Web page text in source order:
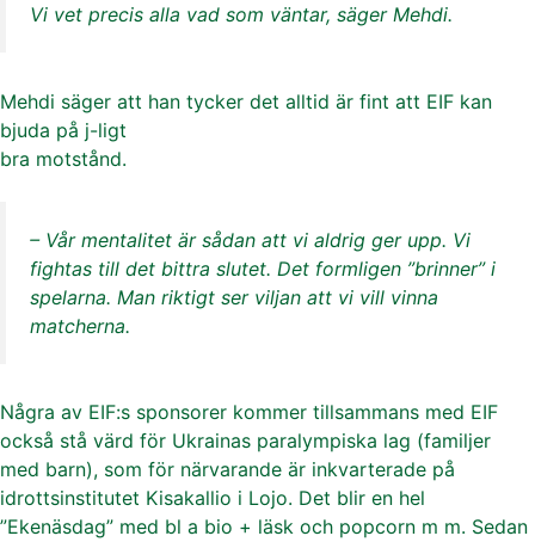
Vi vet precis alla vad som väntar, säger Mehdi.
Mehdi säger att han tycker det alltid är fint att EIF kan
bjuda på j-ligt
bra motstånd.
– Vår mentalitet är sådan att vi aldrig ger upp. Vi
fightas till det bittra slutet. Det formligen ”brinner” i
spelarna. Man riktigt ser viljan att vi vill vinna
matcherna.
Några av EIF:s sponsorer kommer tillsammans med EIF
också stå värd för Ukrainas paralympiska lag (familjer
med barn), som för närvarande är inkvarterade på
idrottsinstitutet Kisakallio i Lojo. Det blir en hel
”Ekenäsdag” med bl a bio + läsk och popcorn m m. Sedan